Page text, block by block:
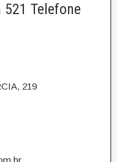
Telefone
219